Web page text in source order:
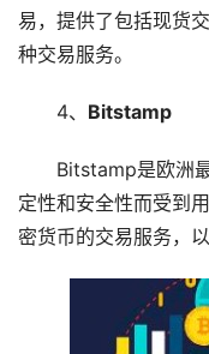
易，提供了包括现货
种交易服务。
4、 Bitstamp
Bitstamp是欧洲
定性和安全性而受到
密货币的交易服务，